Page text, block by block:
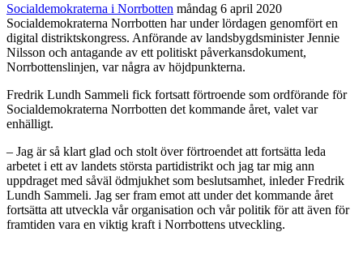
Socialdemokraterna i Norrbotten måndag 6 april 2020
Socialdemokraterna Norrbotten har under lördagen genomfört en
digital distriktskongress. Anförande av landsbygdsminister Jennie
Nilsson och antagande av ett politiskt påverkansdokument,
Norrbottenslinjen, var några av höjdpunkterna.
Fredrik Lundh Sammeli fick fortsatt förtroende som ordförande för
Socialdemokraterna Norrbotten det kommande året, valet var
enhälligt.
– Jag är så klart glad och stolt över förtroendet att fortsätta leda
arbetet i ett av landets största partidistrikt och jag tar mig ann
uppdraget med såväl ödmjukhet som beslutsamhet, inleder Fredrik
Lundh Sammeli. Jag ser fram emot att under det kommande året
fortsätta att utveckla vår organisation och vår politik för att även för
framtiden vara en viktig kraft i Norrbottens utveckling.